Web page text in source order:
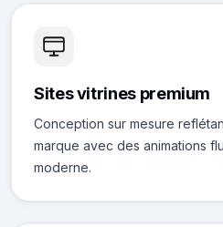
Sites vitrines premium
Conception sur mesure
marque avec des animations
moderne.